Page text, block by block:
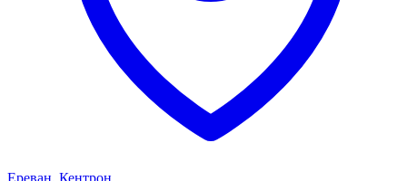
Ереван, Кентрон